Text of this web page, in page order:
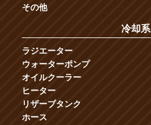
その他
冷却系
ラジエーター
ウォーターポンプ
オイルクーラー
ヒーター
リザーブタンク
ホース